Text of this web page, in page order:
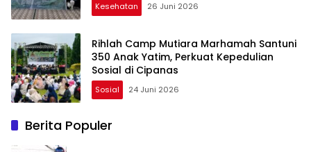
Kesehatan 26 Juni 2026
Rihlah Camp Mutiara Marhamah Santuni
350 Anak Yatim, Perkuat Kepedulian
Sosial di Cipanas
Sosial 24 Juni 2026
Berita Populer